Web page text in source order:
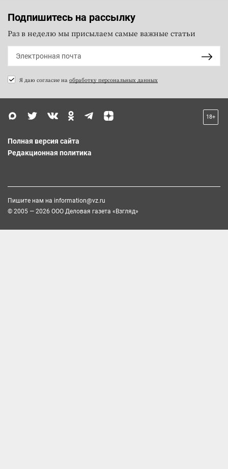
Подпишитесь на рассылку
Раз в неделю мы присылаем самые важные статьи
Я даю согласие на обработку персональных данных
18+
Полная версия сайта
Редакционная политика
Пишите нам на information@vz.ru
© 2005 — 2026 ООО Деловая газета «Взгляд»